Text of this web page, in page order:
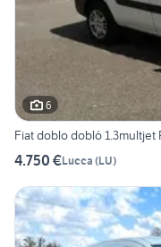
6
Fiat doblo dobló 1.3multjet
4.750 €Lucca (LU)